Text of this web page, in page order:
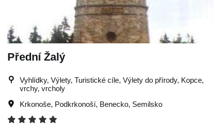
Přední Žalý
Vyhlídky, Výlety, Turistické cíle, Výlety do přírody, Kopce,
vrchy, vrcholy
Krkonoše, Podkrkonoší, Benecko, Semilsko